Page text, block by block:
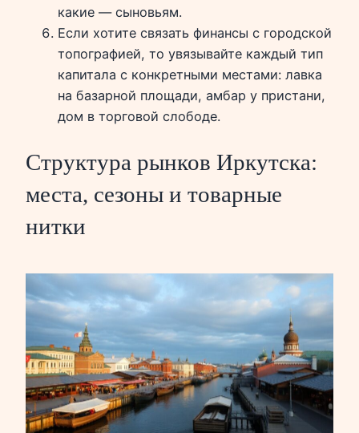
какие — сыновьям.
Если хотите связать финансы с городской
топографией, то увязывайте каждый тип
капитала с конкретными местами: лавка
на базарной площади, амбар у пристани,
дом в торговой слободе.
Структура рынков Иркутска:
места, сезоны и товарные
нитки